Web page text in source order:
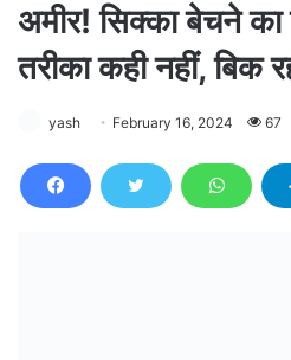
अमीर! सिक्का बेचने
तरीका कही नहीं, बिक
yash February 16, 2024 67